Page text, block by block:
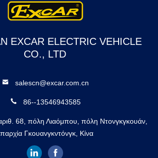
EXCAR ELECTRIC VEHICLE
CO., LTD
salescn@excar.com.cn
86--13546943585
68, πόλη Λιαόμπου, πόλη Ντονγκγκουάν,
Γκουανγκντόνγκ, Κίνα